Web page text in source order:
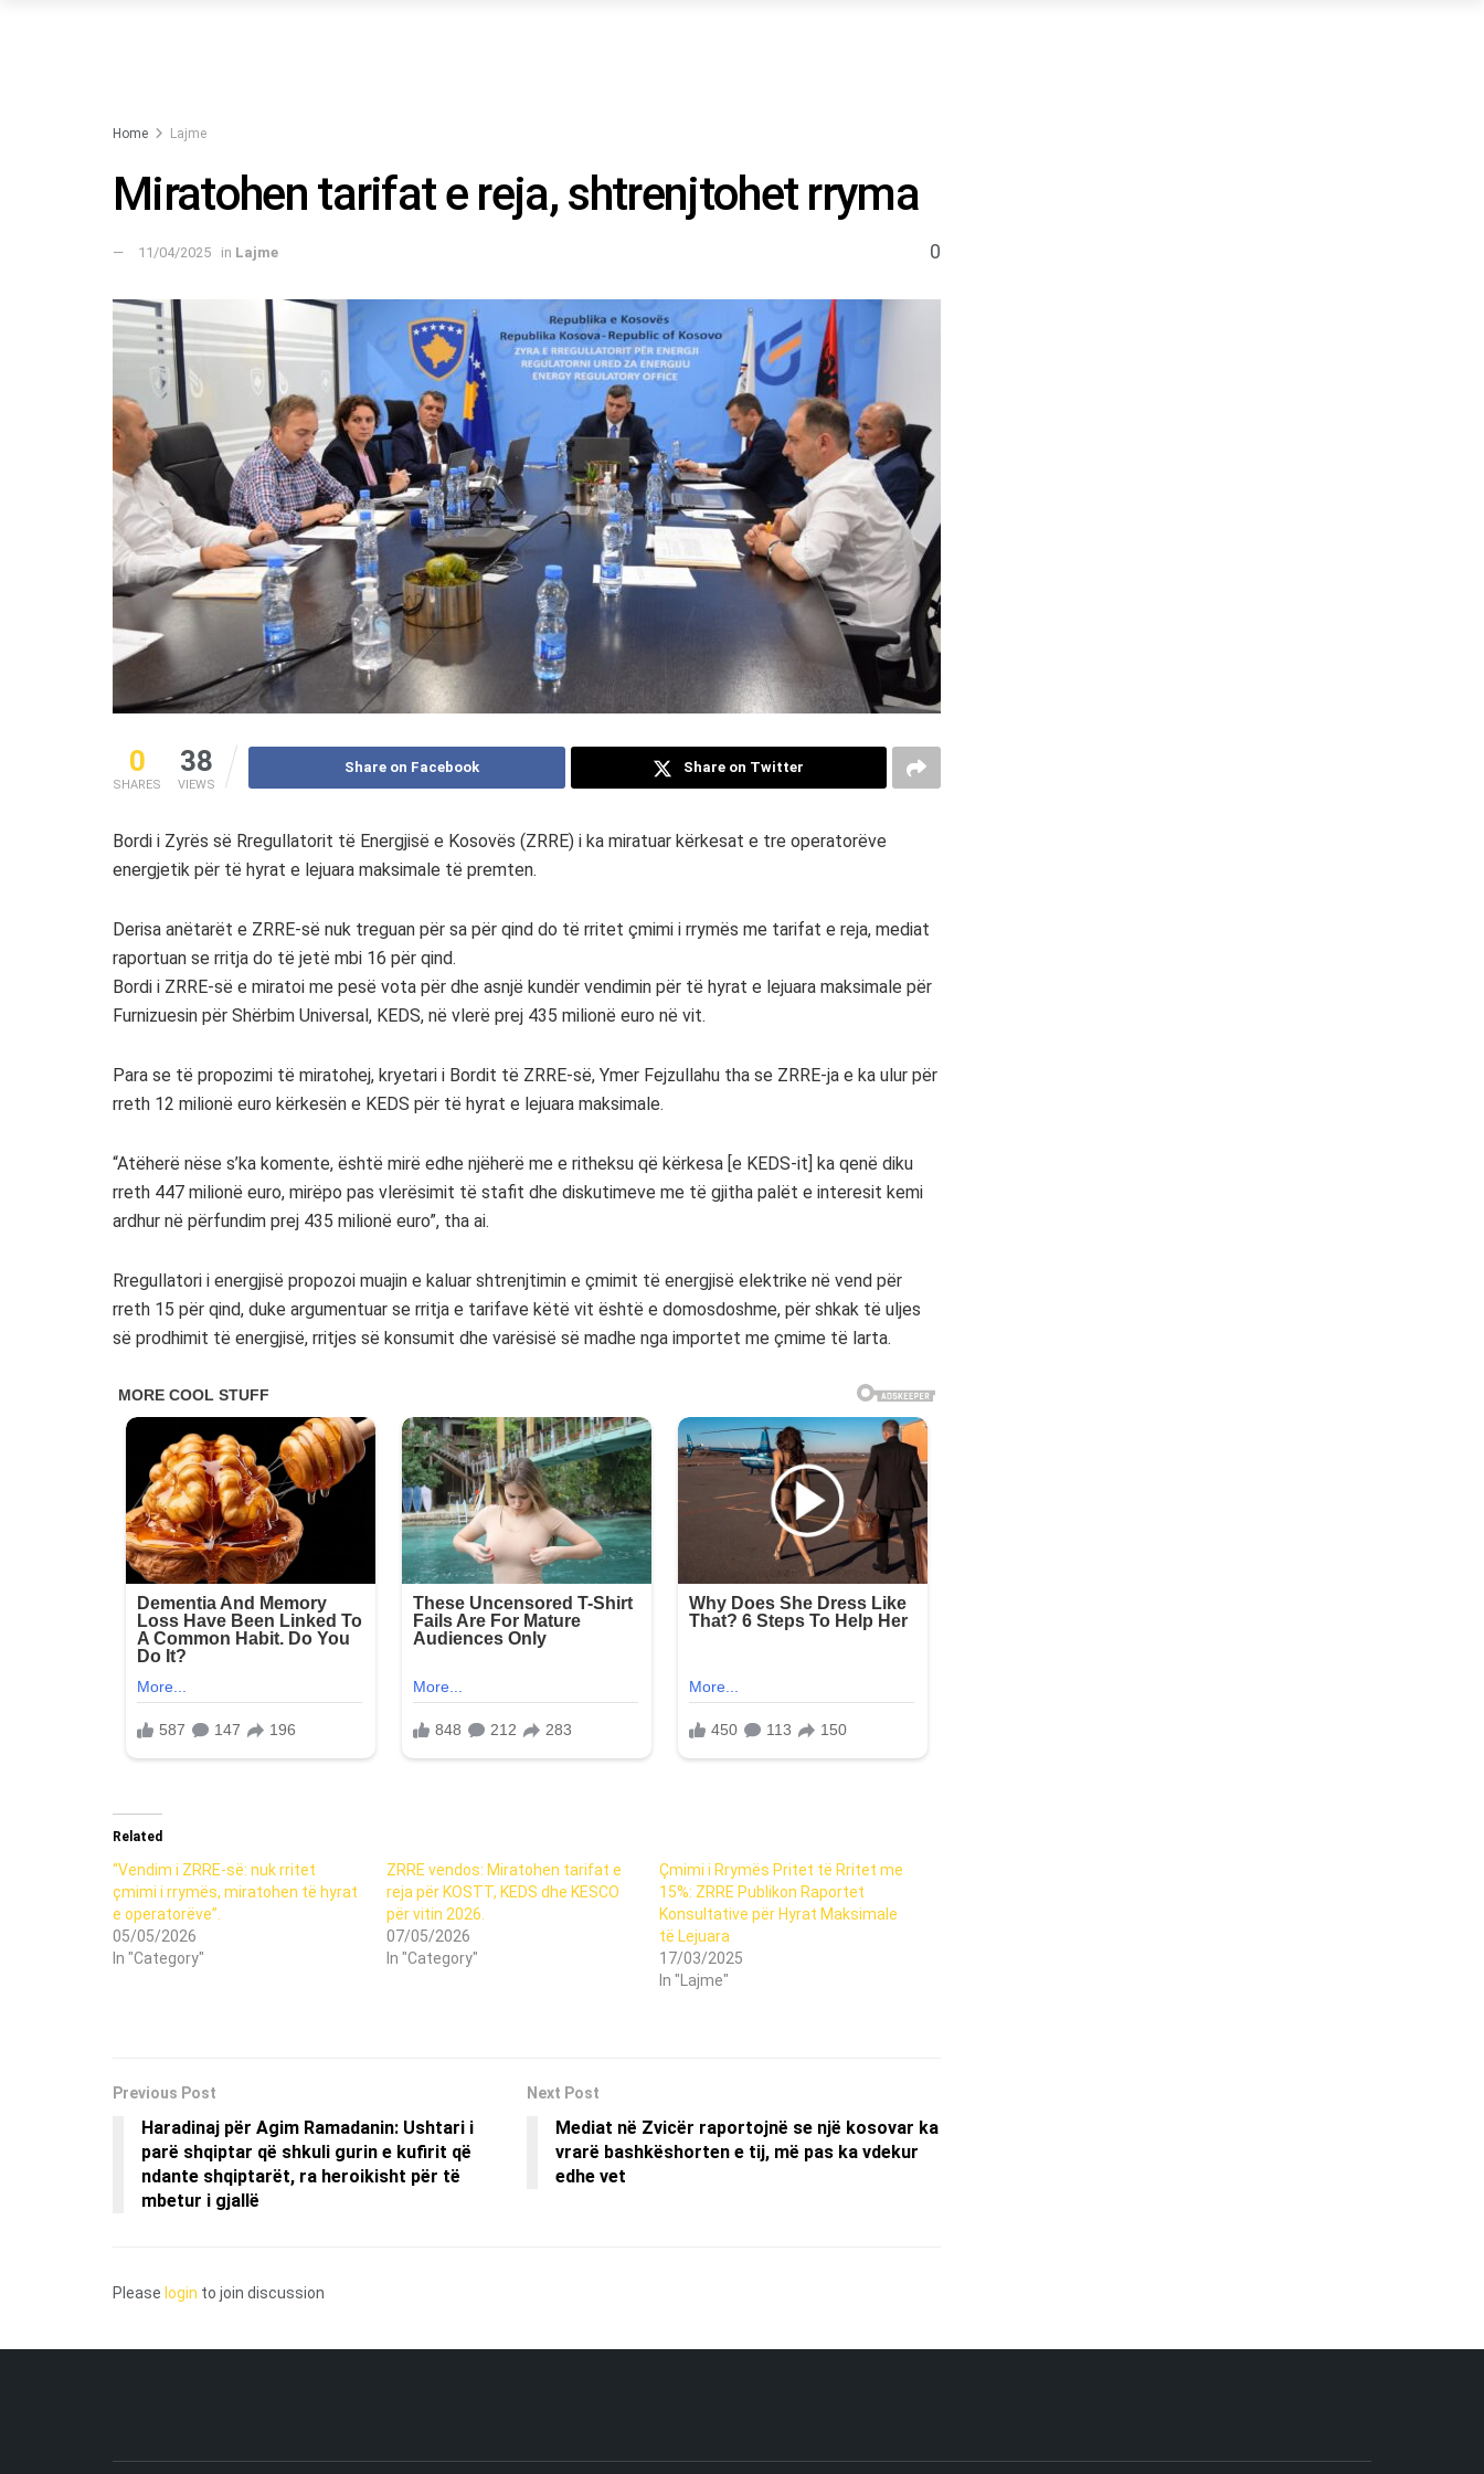
Home Lajme
Miratohen tarifat e reja, shtrenjtohet rryma
11/04/2025 in Lajme 0
0
SHARES
38
VIEWS
Share on Facebook Share on Twitter
Bordi i Zyrës së Rregullatorit të Energjisë e Kosovës (ZRRE) i ka miratuar kërkesat e tre operatorëve
energjetik për të hyrat e lejuara maksimale të premten.
Derisa anëtarët e ZRRE-së nuk treguan për sa për qind do të rritet çmimi i rrymës me tarifat e reja, mediat
raportuan se rritja do të jetë mbi 16 për qind.
Bordi i ZRRE-së e miratoi me pesë vota për dhe asnjë kundër vendimin për të hyrat e lejuara maksimale për
Furnizuesin për Shërbim Universal, KEDS, në vlerë prej 435 milionë euro në vit.
Para se të propozimi të miratohej, kryetari i Bordit të ZRRE-së, Ymer Fejzullahu tha se ZRRE-ja e ka ulur për
rreth 12 milionë euro kërkesën e KEDS për të hyrat e lejuara maksimale.
“Atëherë nëse s’ka komente, është mirë edhe njëherë me e ritheksu që kërkesa [e KEDS-it] ka qenë diku
rreth 447 milionë euro, mirëpo pas vlerësimit të stafit dhe diskutimeve me të gjitha palët e interesit kemi
ardhur në përfundim prej 435 milionë euro”, tha ai.
Rregullatori i energjisë propozoi muajin e kaluar shtrenjtimin e çmimit të energjisë elektrike në vend për
rreth 15 për qind, duke argumentuar se rritja e tarifave këtë vit është e domosdoshme, për shkak të uljes
së prodhimit të energjisë, rritjes së konsumit dhe varësisë së madhe nga importet me çmime të larta.
Related
“Vendim i ZRRE-së: nuk rritet
çmimi i rrymës, miratohen të hyrat
e operatorëve”.
05/05/2026
In "Category"
ZRRE vendos: Miratohen tarifat e
reja për KOSTT, KEDS dhe KESCO
për vitin 2026.
07/05/2026
In "Category"
Çmimi i Rrymës Pritet të Rritet me
15%: ZRRE Publikon Raportet
Konsultative për Hyrat Maksimale
të Lejuara
17/03/2025
In "Lajme"
Previous Post
Haradinaj për Agim Ramadanin: Ushtari i
parë shqiptar që shkuli gurin e kufirit që
ndante shqiptarët, ra heroikisht për të
mbetur i gjallë
Next Post
Mediat në Zvicër raportojnë se një kosovar ka
vrarë bashkëshorten e tij, më pas ka vdekur
edhe vet
Please login to join discussion